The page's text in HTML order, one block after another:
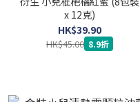
x 12克)
HK$39.90
HK$45.00 8.9折